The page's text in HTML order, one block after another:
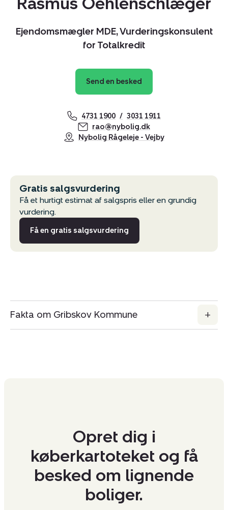
Ejendomsmægler MDE, Vurderingskonsulent
for Totalkredit
Send en besked
4731 1900
3031 1911
rao@nybolig.dk
Nybolig Rågeleje - Vejby
Gratis salgsvurdering
Få et hurtigt estimat af salgspris eller en grundig
vurdering.
Få en gratis salgsvurdering
Fakta om Gribskov Kommune
Opret dig i
køberkartoteket og få
besked om lignende
boliger.